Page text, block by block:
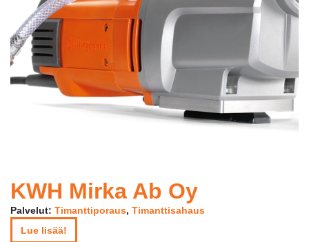
KWH Mirka Ab Oy
Palvelut: Timanttiporaus, Timanttisahaus
Lue lisää!